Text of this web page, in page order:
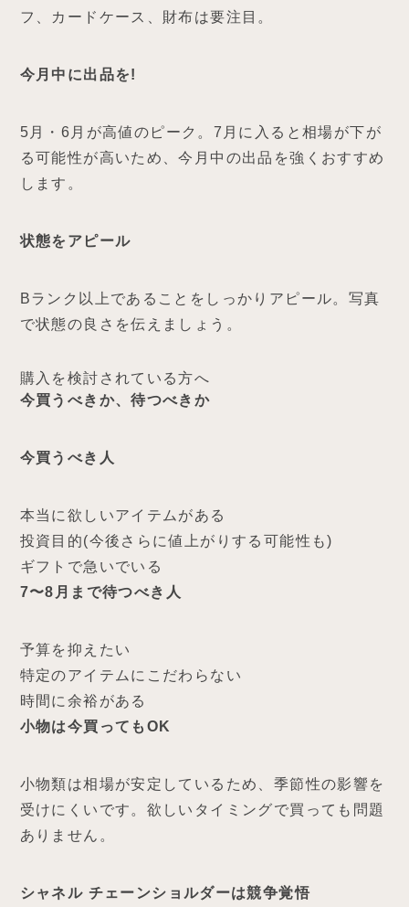
フ、カードケース、財布は要注目。
今月中に出品を!
5月・6月が高値のピーク。7月に入ると相場が下が
る可能性が高いため、今月中の出品を強くおすすめ
します。
状態をアピール
Bランク以上であることをしっかりアピール。写真
で状態の良さを伝えましょう。
購入を検討されている方へ
今買うべきか、待つべきか
今買うべき人
本当に欲しいアイテムがある
投資目的(今後さらに値上がりする可能性も)
ギフトで急いでいる
7〜8月まで待つべき人
予算を抑えたい
特定のアイテムにこだわらない
時間に余裕がある
小物は今買ってもOK
小物類は相場が安定しているため、季節性の影響を
受けにくいです。欲しいタイミングで買っても問題
ありません。
シャネル チェーンショルダーは競争覚悟